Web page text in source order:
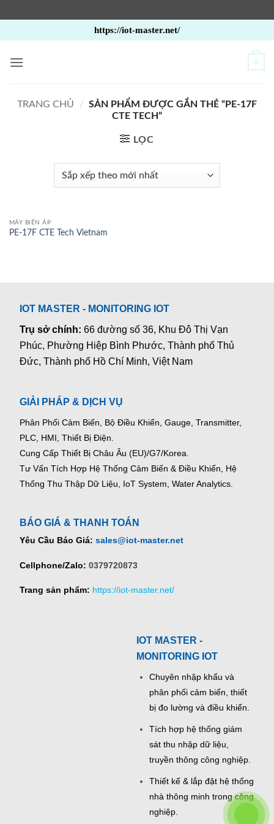
qua
nội
https://iot-master.net/
0
TRANG CHỦ / SẢN PHẨM ĐƯỢC GẮN THẺ “PE-17F
CTE TECH”
LỌC
MÁY BIẾN ÁP
PE-17F CTE Tech Vietnam
IOT MASTER - MONITORING IOT
Trụ sở chính:66 đường số 36, Khu Đô Thị Vạn
Phúc, Phường Hiệp Bình Phước, Thành phố Thủ
Đức, Thành phố Hồ Chí Minh, Việt Nam
GIẢI PHÁP & DỊCH VỤ
Phân Phối Cảm Biến, Bộ Điều Khiển, Gauge, Transmitter,
PLC, HMI, Thiết Bị Điện.
Cung Cấp Thiết Bị Châu Âu (EU)/G7/Korea.
Tư Vấn Tích Hợp Hệ Thống Cảm Biến & Điều Khiển, Hệ
Thống Thu Thập Dữ Liệu, IoT System, Water Analytics.
BÁO GIÁ & THANH TOÁN
Yêu Cầu Báo Giá: sales@iot-master.net
Cellphone/Zalo: 0379720873
Trang sản phẩm: https://iot-master.net/
IOT MASTER -
MONITORING IOT
Chuyên nhập khẩu và
phân phối cảm biến, thiết
bị đo lường và điều khiển.
Tích hợp hệ thống giám
sát thu nhập dữ liệu,
truyền thông công nghiệp.
Thiết kế & lắp đặt hệ thống
nhà thông minh trong công
nghiệp.